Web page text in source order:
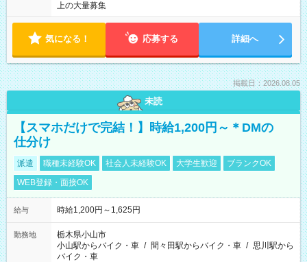
上の大量募集
気になる！ 応募する 詳細へ
掲載日：2026.08.05
未読
【スマホだけで完結！】時給1,200円～＊DMの
仕分け
派遣 職種未経験OK 社会人未経験OK 大学生歓迎
ブランクOK
WEB登録・面接OK
給与 時給1,200円～1,625円
勤務地
栃木県小山市
小山駅からバイク・車 / 間々田駅からバイク・車 / 思川駅から
バイク・車